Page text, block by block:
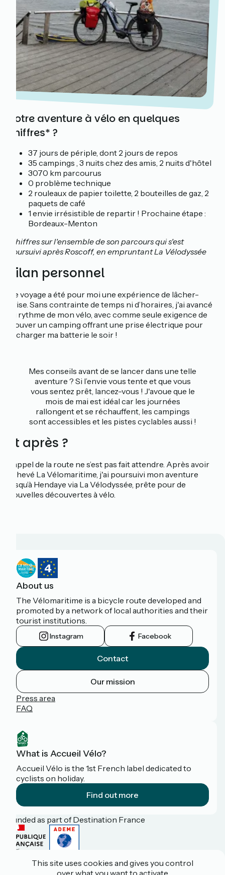
Votre aventure à vélo en quelques
chiffres* ?
37 jours de périple, dont 2 jours de repos
35 campings , 3 nuits chez des amis, 2 nuits d'hôtel
3070 km parcourus
0 problème technique
2 rouleaux de papier toilette, 2 bouteilles de gaz, 2
paquets de café
1 envie irrésistible de repartir ! Prochaine étape :
Bordeaux-Menton
*chiffres sur l'ensemble de son parcours qui s'est
poursuivi après Roscoff, en empruntant La Vélodyssée
Bilan personnel
Ce voyage a été pour moi une expérience de lâcher-
prise. Sans contrainte de temps ni d’horaires, j'ai avancé
au rythme de mon vélo, avec comme seule exigence de
trouver un camping offrant une prise électrique pour
recharger ma batterie le soir !
Mes conseils avant de se lancer dans une telle
aventure ? Si l’envie vous tente et que vous
vous sentez prêt, lancez-vous ! J'avoue que le
mois de mai est idéal car les journées
rallongent et se réchauffent, les campings
sont accessibles et les pistes cyclables aussi !
Et après ?
L’appel de la route ne s’est pas fait attendre. Après avoir
achevé La Vélomaritime, j'ai poursuivi mon aventure
jusqu’à Hendaye via La Vélodyssée, prête pour de
nouvelles découvertes à vélo.
About us
The Vélomaritime is a bicycle route developed and
promoted by a network of local authorities and their
tourist institutions.
Instagram Facebook
Contact
Our mission
Press area
FAQ
What is Accueil Vélo?
Accueil Vélo is the 1st French label dedicated to
cyclists on holiday.
Find out more
Funded as part of Destination France
Pro / press area
This site uses cookies and gives you control
over what you want to activate